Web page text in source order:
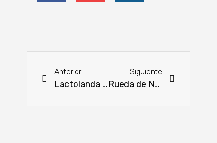
Anterior
Lactolanda sigue siendo la reina del yogurt, ¡y lo demostró una vez más!
Siguiente
Rueda de Negocios impulsará lazos comerciales entre Mipymes